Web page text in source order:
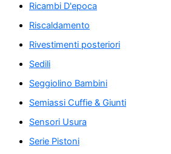
Ricambi D'epoca
Riscaldamento
Rivestimenti posteriori
Sedili
Seggiolino Bambini
Semiassi Cuffie & Giunti
Sensori Usura
Serie Pistoni